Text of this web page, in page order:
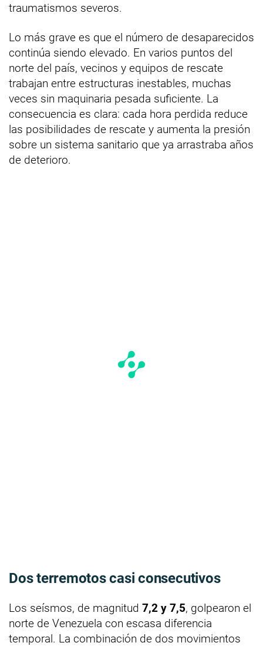
traumatismos severos.
Lo más grave es que el número de desaparecidos
continúa siendo elevado. En varios puntos del
norte del país, vecinos y equipos de rescate
trabajan entre estructuras inestables, muchas
veces sin maquinaria pesada suficiente. La
consecuencia es clara: cada hora perdida reduce
las posibilidades de rescate y aumenta la presión
sobre un sistema sanitario que ya arrastraba años
de deterioro.
Dos terremotos casi consecutivos
Los seísmos, de magnitud 7,2 y 7,5, golpearon el
norte de Venezuela con escasa diferencia
temporal. La combinación de dos movimientos